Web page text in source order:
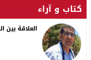
كتاب و آراء
العلاقة بين